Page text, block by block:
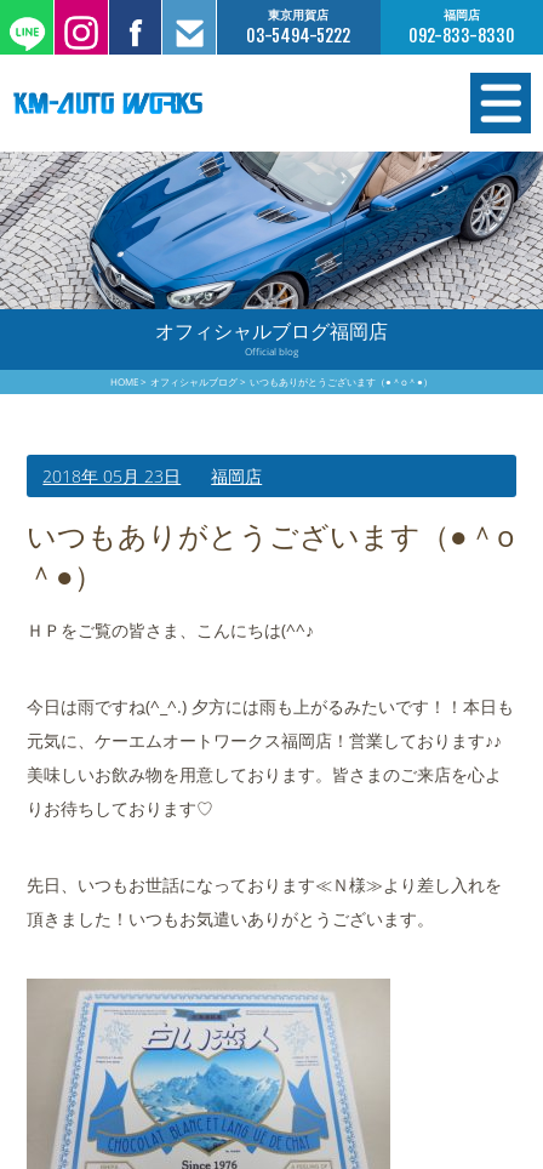
東京用賀店
03-5494-5222
福岡店
092-833-8330
在庫情報
オーダー販売
工場サービス
保証について
買取査定のご案内
店舗案内
オフィシャルブログ福岡店
Official blog
HOME オフィシャルブログ いつもありがとうございます（●＾o＾●）
2018年 05月 23日 福岡店
いつもありがとうございます（●＾o
＾●）
ＨＰをご覧の皆さま、こんにちは(^^♪
今日は雨ですね(^_^.) 夕方には雨も上がるみたいです！！本日も
元気に、ケーエムオートワークス福岡店！営業しております♪♪
美味しいお飲み物を用意しております。皆さまのご来店を心よ
りお待ちしております♡
先日、いつもお世話になっております≪Ｎ様≫より差し入れを
頂きました！いつもお気遣いありがとうございます。